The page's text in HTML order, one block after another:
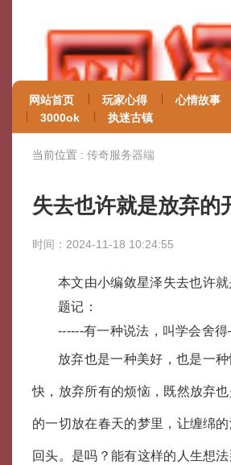
网站首页 玩家心得 心情故事
3000ok
执迷古镇
当前位置 : 传奇服务器端
失去也许就是放弃的
时间：2024-11-18 10:24:55
本文由小编敛星泽失去也许
题记：
------有一种说法，叫学会舍
放弃也是一种美好，也是一
快，放弃所有的烦恼，既然放弃
的一切放在春天的梦里，让缠绵
回头。是吗？能有这样的人生想